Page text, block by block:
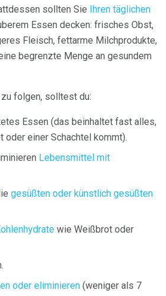
sollten Sie Ihren täglichen
Essen decken: frisches Obst,
Fleisch, fettarme Milchprodukte,
begrenzte Menge an gesundem
folgen, solltest du:
Essen (das beinhaltet fast alles,
oder einer Schachtel kommt).
Lebensmittel mit
gesüßten oder künstlich gesüßten
wie Weißbrot oder
oder eliminieren (weniger als 7